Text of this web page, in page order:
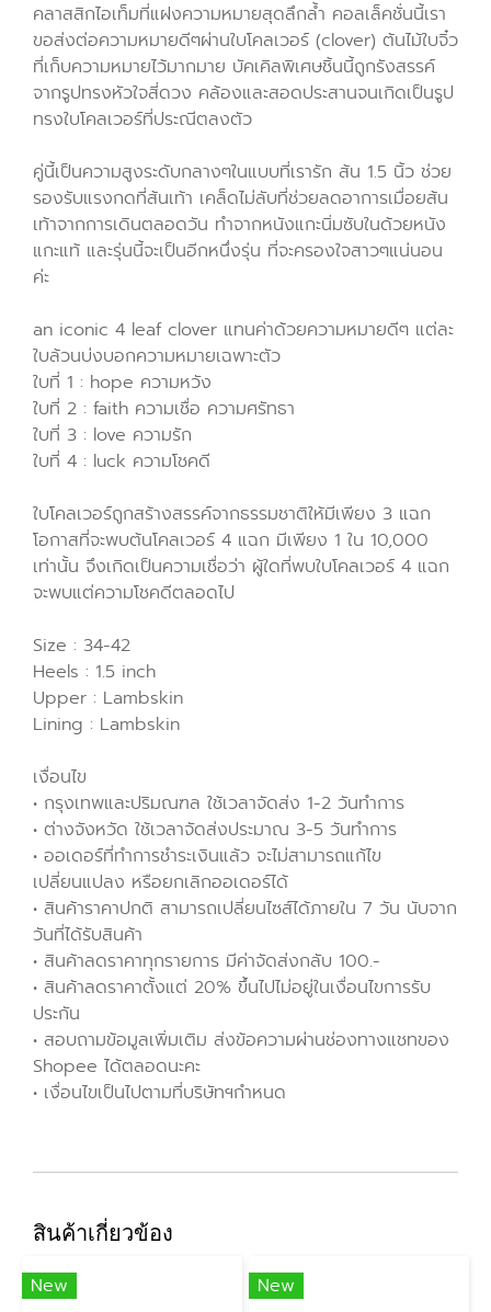
คลาสสิกไอเท็มที่แฝงความหมายสุดลึกล้ำ คอลเล็คชั่นนี้เรา
ขอส่งต่อความหมายดีๆผ่านใบโคลเวอร์ (clover) ต้นไม้ใบจิ๋ว
ที่เก็บความหมายไว้มากมาย บัคเคิลพิเศษชิ้นนี้ถูกรังสรรค์
จากรูปทรงหัวใจสี่ดวง คล้องและสอดประสานจนเกิดเป็นรูป
ทรงใบโคลเวอร์ที่ประณีตลงตัว
คู่นี้เป็นความสูงระดับกลางๆในแบบที่เรารัก ส้น 1.5 นิ้ว ช่วย
รองรับแรงกดที่ส้นเท้า เคล็ดไม่ลับที่ช่วยลดอาการเมื่อยส้น
เท้าจากการเดินตลอดวัน ทำจากหนังแกะนิ่มซับในด้วยหนัง
แกะแท้ และรุ่นนี้จะเป็นอีกหนึ่งรุ่น ที่จะครองใจสาวๆแน่นอน
ค่ะ
an iconic 4 leaf clover แทนค่าด้วยความหมายดีๆ แต่ละ
ใบล้วนบ่งบอกความหมายเฉพาะตัว
ใบที่ 1 : hope ความหวัง
ใบที่ 2 : faith ความเชื่อ ความศรัทธา
ใบที่ 3 : love ความรัก
ใบที่ 4 : luck ความโชคดี
ใบโคลเวอร์ถูกสร้างสรรค์จากธรรมชาติให้มีเพียง 3 แฉก
โอกาสที่จะพบต้นโคลเวอร์ 4 แฉก มีเพียง 1 ใน 10,000
เท่านั้น จึงเกิดเป็นความเชื่อว่า ผู้ใดที่พบใบโคลเวอร์ 4 แฉก
จะพบแต่ความโชคดีตลอดไป
Size : 34-42
Heels : 1.5 inch
Upper : Lambskin
Lining : Lambskin
เงื่อนไข
• กรุงเทพและปริมณฑล ใช้เวลาจัดส่ง 1-2 วันทำการ
• ต่างจังหวัด ใช้เวลาจัดส่งประมาณ 3-5 วันทำการ
• ออเดอร์ที่ทำการชำระเงินแล้ว จะไม่สามารถแก้ไข
เปลี่ยนแปลง หรือยกเลิกออเดอร์ได้
• สินค้าราคาปกติ สามารถเปลี่ยนไซส์ได้ภายใน 7 วัน นับจาก
วันที่ได้รับสินค้า
• สินค้าลดราคาทุกรายการ มีค่าจัดส่งกลับ 100.-
• สินค้าลดราคาตั้งแต่ 20% ขึ้นไปไม่อยู่ในเงื่อนไขการรับ
ประกัน
• สอบถามข้อมูลเพิ่มเติม ส่งข้อความผ่านช่องทางแชทของ
Shopee ได้ตลอดนะคะ
• เงื่อนไขเป็นไปตามที่บริษัทฯกำหนด
สินค้าเกี่ยวข้อง
New New